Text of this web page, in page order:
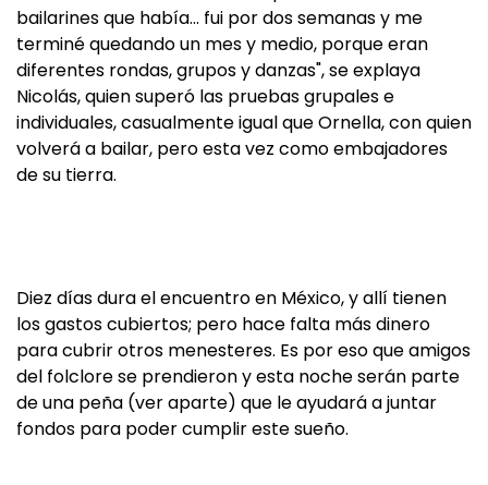
bailarines que había… fui por dos semanas y me
terminé quedando un mes y medio, porque eran
diferentes rondas, grupos y danzas", se explaya
Nicolás, quien superó las pruebas grupales e
individuales, casualmente igual que Ornella, con quien
volverá a bailar, pero esta vez como embajadores
de su tierra.
Diez días dura el encuentro en México, y allí tienen
los gastos cubiertos; pero hace falta más dinero
para cubrir otros menesteres. Es por eso que amigos
del folclore se prendieron y esta noche serán parte
de una peña (ver aparte) que le ayudará a juntar
fondos para poder cumplir este sueño.